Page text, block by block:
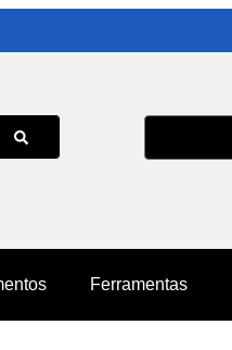
Ferramentas